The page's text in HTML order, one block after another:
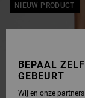
NIEUW PRODUCT
BEPAAL
GEBEURT
Wij en onze